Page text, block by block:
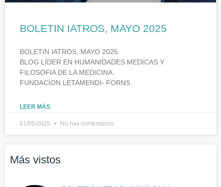
BOLETIN IATROS, MAYO 2025
BOLETIN IATROS, MAYO 2025
BLOG LÍDER EN HUMANIDADES MEDICAS Y
FILOSOFIA DE LA MEDICINA.
FUNDACION LETAMENDI- FORNS
LEER MÁS
01/05/2025 No hay comentarios
Más vistos